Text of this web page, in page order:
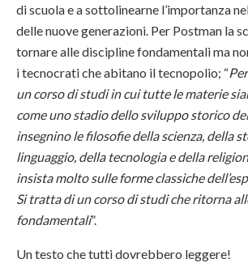
di scuola e a sottolinearne l’importanza
delle nuove generazioni. Per Postman la
tornare alle discipline fondamentali ma
i tecnocrati che abitano il tecnopolio; “
un corso di studi in cui tutte le materie
come uno stadio dello sviluppo storico
insegnino le filosofie della scienza, della
linguaggio, della tecnologia e della
insista molto sulle forme classiche
Si tratta di un corso di studi che ritorna
fondamentali”.
Un testo che tutti dovrebbero leggere!